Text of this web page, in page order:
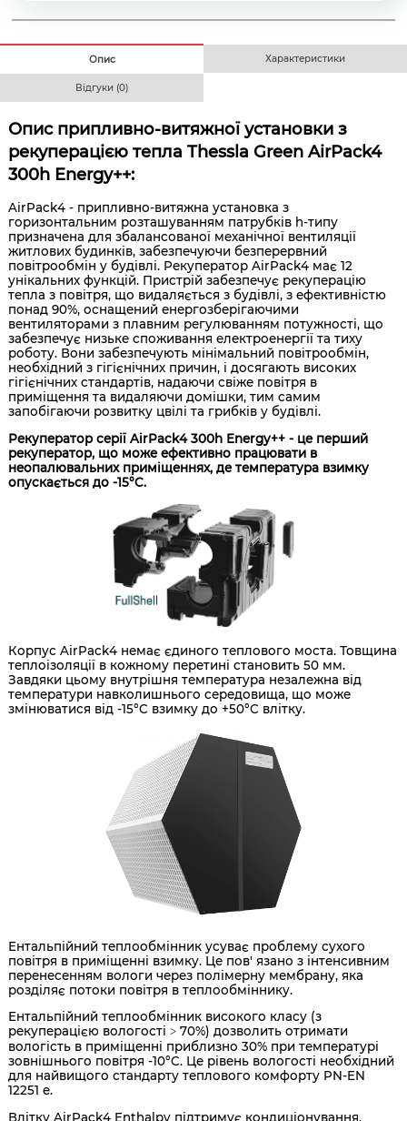
Опис Характеристики
Відгуки (0)
Опис припливно-витяжної установки з
рекуперацією тепла Thessla Green AirPack4
300h Energy++:
AirPack4 - припливно-витяжна установка з
горизонтальним розташуванням патрубків h-типу
призначена для збалансованої механічної вентиляції
житлових будинків, забезпечуючи безперервний
повітрообмін у будівлі. Рекуператор AirPack4 має 12
унікальних функцій. Пристрій забезпечує рекуперацію
тепла з повітря, що видаляється з будівлі, з ефективністю
понад 90%, оснащений енергозберігаючими
вентиляторами з плавним регулюванням потужності, що
забезпечує низьке споживання електроенергії та тиху
роботу. Вони забезпечують мінімальний повітрообмін,
необхідний з гігієнічних причин, і досягають високих
гігієнічних стандартів, надаючи свіже повітря в
приміщення та видаляючи домішки, тим самим
запобігаючи розвитку цвілі та грибків у будівлі.
Рекуператор серії AirPack4 300h Energy++ - це перший
рекуператор, що може ефективно працювати в
неопалювальних приміщеннях, де температура взимку
опускається до -15°C.
Корпус AirPack4 немає єдиного теплового моста. Товщина
теплоізоляції в кожному перетині становить 50 мм.
Завдяки цьому внутрішня температура незалежна від
температури навколишнього середовища, що може
змінюватися від -15°C взимку до +50°C влітку.
Ентальпійний теплообмінник усуває проблему сухого
повітря в приміщенні взимку. Це пов' язано з інтенсивним
перенесенням вологи через полімерну мембрану, яка
розділяє потоки повітря в теплообміннику.
Ентальпійний теплообмінник високого класу (з
рекуперацією вологості ˃ 70%) дозволить отримати
вологість в приміщенні приблизно 30% при температурі
зовнішнього повітря -10°C. Це рівень вологості необхідний
для найвищого стандарту теплового комфорту PN-EN
12251 e.
Влітку AirPack4 Enthalpy підтримує кондиціонування,